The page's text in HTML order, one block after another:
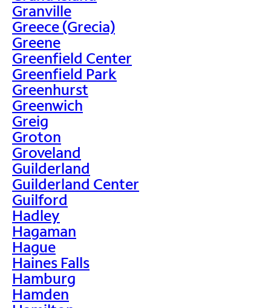
Granville
Greece (Grecia)
Greene
Greenfield Center
Greenfield Park
Greenhurst
Greenwich
Greig
Groton
Groveland
Guilderland
Guilderland Center
Guilford
Hadley
Hagaman
Hague
Haines Falls
Hamburg
Hamden